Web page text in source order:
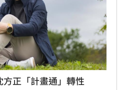
正「計畫通」轉性